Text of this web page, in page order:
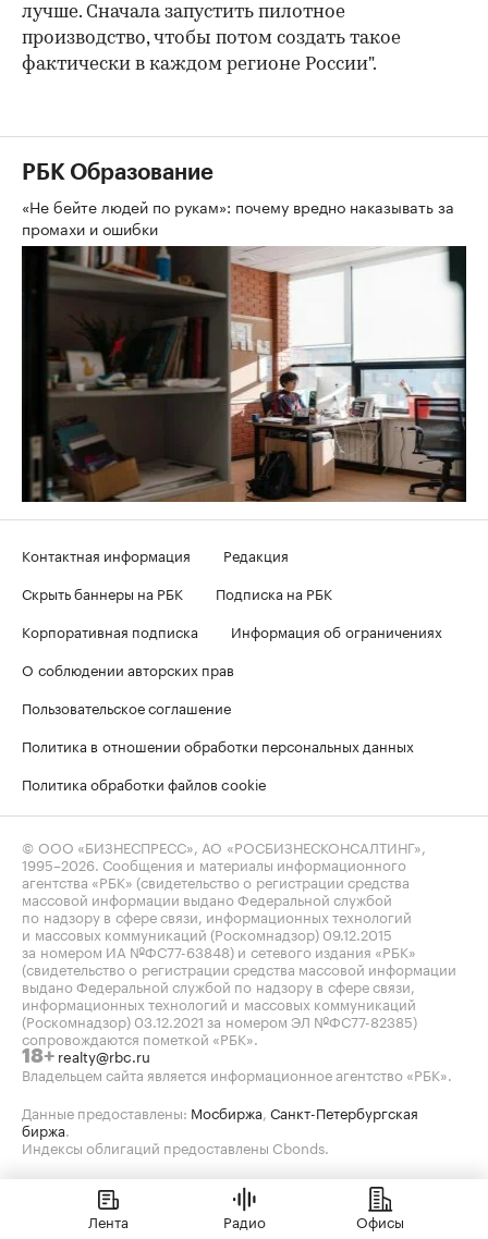
лучше. Сначала запустить пилотное
производство, чтобы потом создать такое
фактически в каждом регионе России".
РБК Образование
«Не бейте людей по рукам»: почему вредно наказывать за
промахи и ошибки
Контактная информация
Редакция
Скрыть баннеры на РБК
Подписка на РБК
Корпоративная подписка
Информация об ограничениях
О соблюдении авторских прав
Пользовательское соглашение
Политика в отношении обработки персональных данных
Политика обработки файлов cookie
© ООО «БИЗНЕСПРЕСС», АО «РОСБИЗНЕСКОНСАЛТИНГ»,
1995–2026 . Сообщения и материалы информационного
агентства «РБК» (свидетельство о регистрации средства
массовой информации выдано Федеральной службой
по надзору в сфере связи, информационных технологий
и массовых коммуникаций (Роскомнадзор) 09.12.2015
за номером ИА №ФС77-63848) и сетевого издания «РБК»
(свидетельство о регистрации средства массовой информации
выдано Федеральной службой по надзору в сфере связи,
информационных технологий и массовых коммуникаций
(Роскомнадзор) 03.12.2021 за номером ЭЛ №ФС77-82385)
сопровождаются пометкой «РБК».
18+ realty@rbc.ru
Владельцем сайта является информационное агентство «РБК».
Данные предоставлены: Мосбиржа Санкт-Петербургская
биржа
Индексы облигаций предоставлены Cbonds.
Лента Радио Офисы